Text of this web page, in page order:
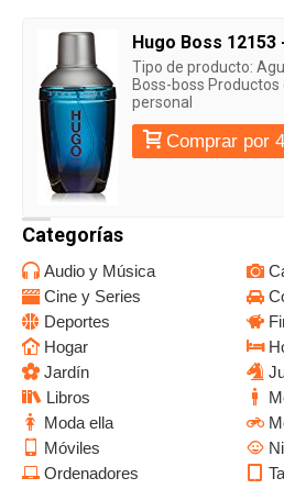
Hugo Boss
Tipo de producto:
Boss-boss
personal
Comprar por
Categorías
Audio y Música
Cine y Series
Deportes
Hogar
Jardín
Libros
Moda ella
Móviles
Ordenadores